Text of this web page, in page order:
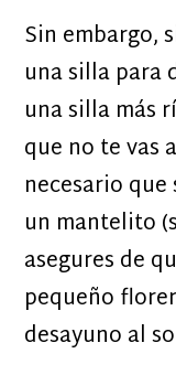
Sin embargo,
una silla para
una silla más
que no te vas
necesario
un mantelito
asegures de
pequeño
desayuno al